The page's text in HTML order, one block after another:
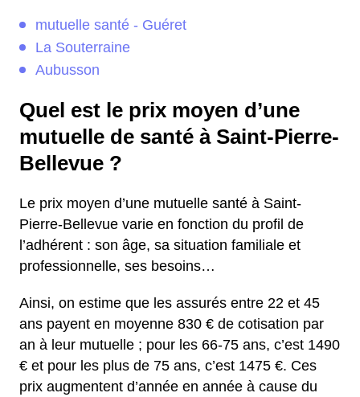
mutuelle santé - Guéret
La Souterraine
Aubusson
Quel est le prix moyen d’une
mutuelle de santé à Saint-Pierre-
Bellevue ?
Le prix moyen d’une mutuelle santé à Saint-
Pierre-Bellevue varie en fonction du profil de
l’adhérent : son âge, sa situation familiale et
professionnelle, ses besoins…
Ainsi, on estime que les assurés entre 22 et 45
ans payent en moyenne 830 € de cotisation par
an à leur mutuelle ; pour les 66-75 ans, c’est 1490
€ et pour les plus de 75 ans, c’est 1475 €. Ces
prix augmentent d’année en année à cause du